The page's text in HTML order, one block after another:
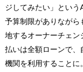
ジしてみたい」という
予算制限がありながら
地するオーナーチェン
払いは全額ローンで、
機関を利用することに